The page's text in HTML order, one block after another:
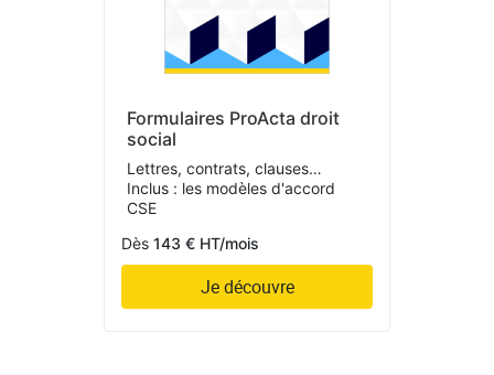
Formulaires ProActa droit
social
Lettres, contrats, clauses…
Inclus : les modèles d'accord
CSE
Dès 143 € HT/mois
Je découvre